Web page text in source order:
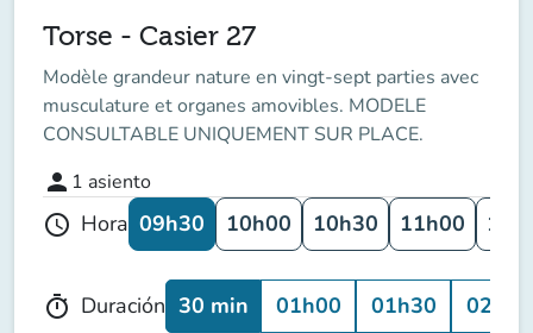
Torse - Casier 27
Modèle grandeur nature en vingt-sept parties avec
musculature et organes amovibles. MODELE
CONSULTABLE UNIQUEMENT SUR PLACE.
person 1 asiento
schedule Hora 09h30 10h00 10h30 11h00
timer Duración 30 min 01h00 01h30 02h00